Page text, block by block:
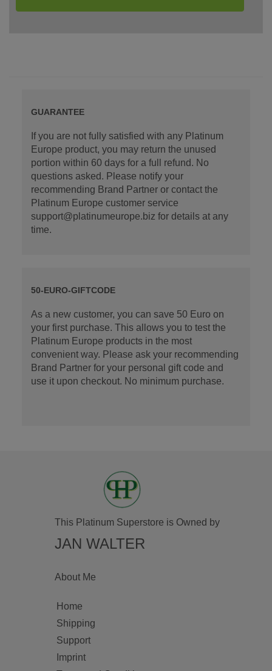
GUARANTEE
If you are not fully satisfied with any Platinum
Europe product, you may return the unused
portion within 60 days for a full refund. No
questions asked. Please notify your
recommending Brand Partner or contact the
Platinum Europe customer service
support@platinumeurope.biz for details at any
time.
50-EURO-GIFTCODE
As a new customer, you can save 50 Euro on
your first purchase. This allows you to test the
Platinum Europe products in the most
convenient way. Please ask your recommending
Brand Partner for your personal gift code and
use it upon checkout. No minimum purchase.
This Platinum Superstore is Owned by
JAN WALTER
About Me
Home
Shipping
Support
Imprint